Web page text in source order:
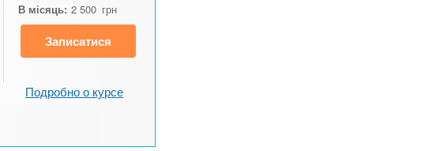
В місяць: 2 500 грн
Записатися
Подробно о курсе